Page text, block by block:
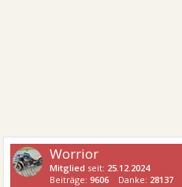
Worrior
Mitglied seit: 25.12.2024
Beiträge:9606 Danke: 28137